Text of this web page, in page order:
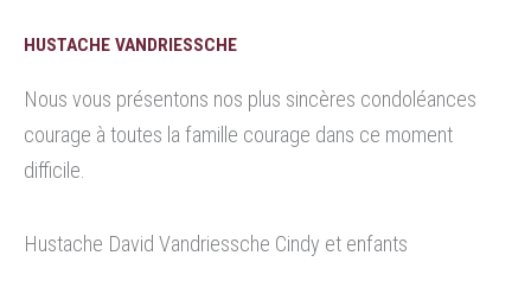
HUSTACHE VANDRIESSCHE
Nous vous présentons nos plus sincères condoléances
courage à toutes la famille courage dans ce moment
difficile.
Hustache David Vandriessche Cindy et enfants